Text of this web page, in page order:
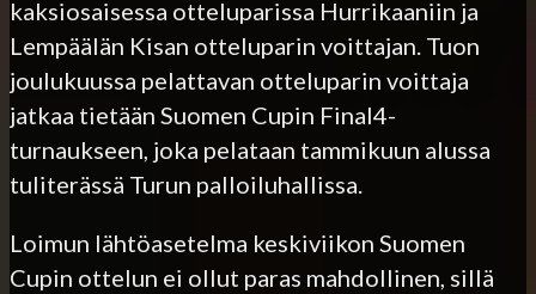
kaksiosaisessa otteluparissa Hurrikaaniin ja
Lempäälän Kisan otteluparin voittajan. Tuon
joulukuussa pelattavan otteluparin voittaja
jatkaa tietään Suomen Cupin Final4-
turnaukseen, joka pelataan tammikuun alussa
tuliterässä Turun palloiluhallissa.
Loimun lähtöasetelma keskiviikon Suomen
Cupin ottelun ei ollut paras mahdollinen, sillä